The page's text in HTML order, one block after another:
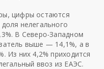
цифры остаются
нелегального
В Северо-Западном
выше — 14,1%, а в
Из них 4,2% приходится
ввоз из ЕАЭС.